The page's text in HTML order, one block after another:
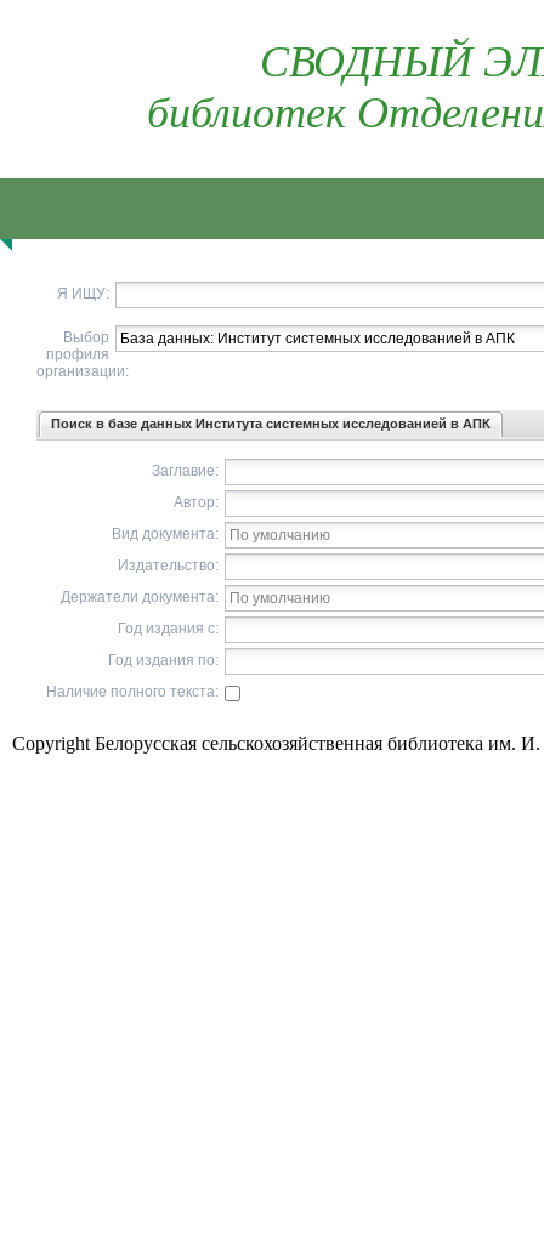
СВОДНЫЙ
библиотек
Я ИЩУ:
Выбор
профиля
организации:
Поиск в базе данных Института системных исследованией в АПК
Заглавие:
Автор:
Вид документа:
Издательство:
Держатели документа:
Год издания с:
Год издания по:
Наличие полного текста:
Copyright Белорусская сельскохозяйственная библиотека им.